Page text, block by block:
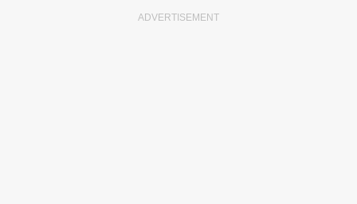
ADVERTISEMENT